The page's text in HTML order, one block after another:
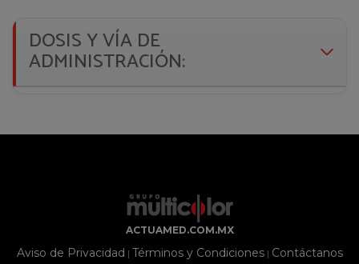
DOSIS Y VÍA DE
ADMINISTRACIÓN:
ACTUAMED.COM.MX
Aviso de Privacidad | Términos y Condiciones | Contáctanos